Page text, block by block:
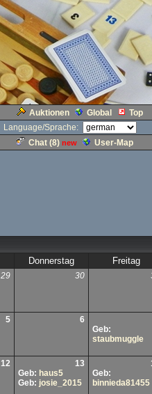
Auktionen Global Top
Language/Sprache:
Chat (8) new User-Map
Donnerstag Freitag
29 30
5 6
Geb:
staubmuggle
12
13
Geb: haus5
Geb: josie_2015
Geb:
binnieda81455